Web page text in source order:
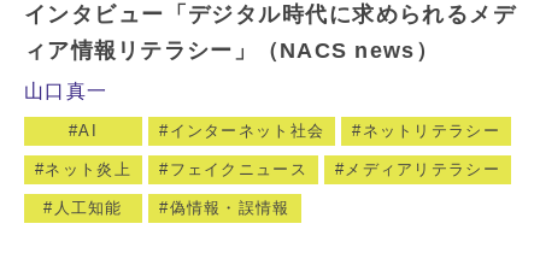
インタビュー「デジタル時代に求められるメデ
ィア情報リテラシー」（NACS news）
山口真一
AI インターネット社会 ネットリテラシー
ネット炎上 フェイクニュース メディアリテラシー
人工知能 偽情報・誤情報